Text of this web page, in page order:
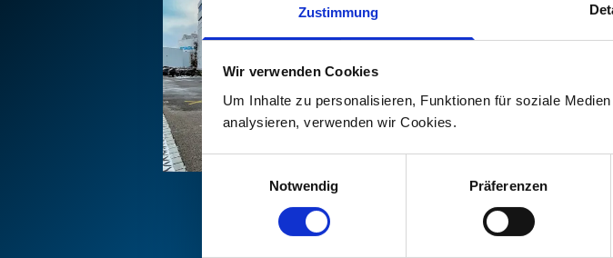
Zustimmung
Wir verwenden Cookies
Um Inhalte zu personalisieren, Funktionen für soziale
analysieren, verwenden wir Cookies.
Einwilligungsauswahl
Notwendig
Präferenzen
Medienstelle
LinkedInYouTube